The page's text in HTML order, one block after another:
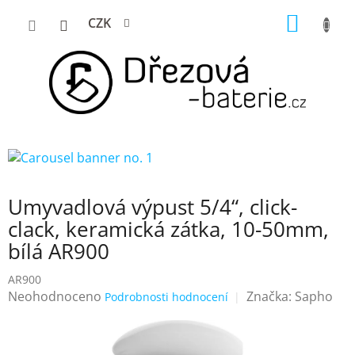
CZK
Umyvadlová výpust 5/4“, click-
clack, keramická zátka, 10-50mm,
bílá AR900
AR900
Průměrné
Neohodnoceno Podrobnosti hodnocení Značka: Sapho